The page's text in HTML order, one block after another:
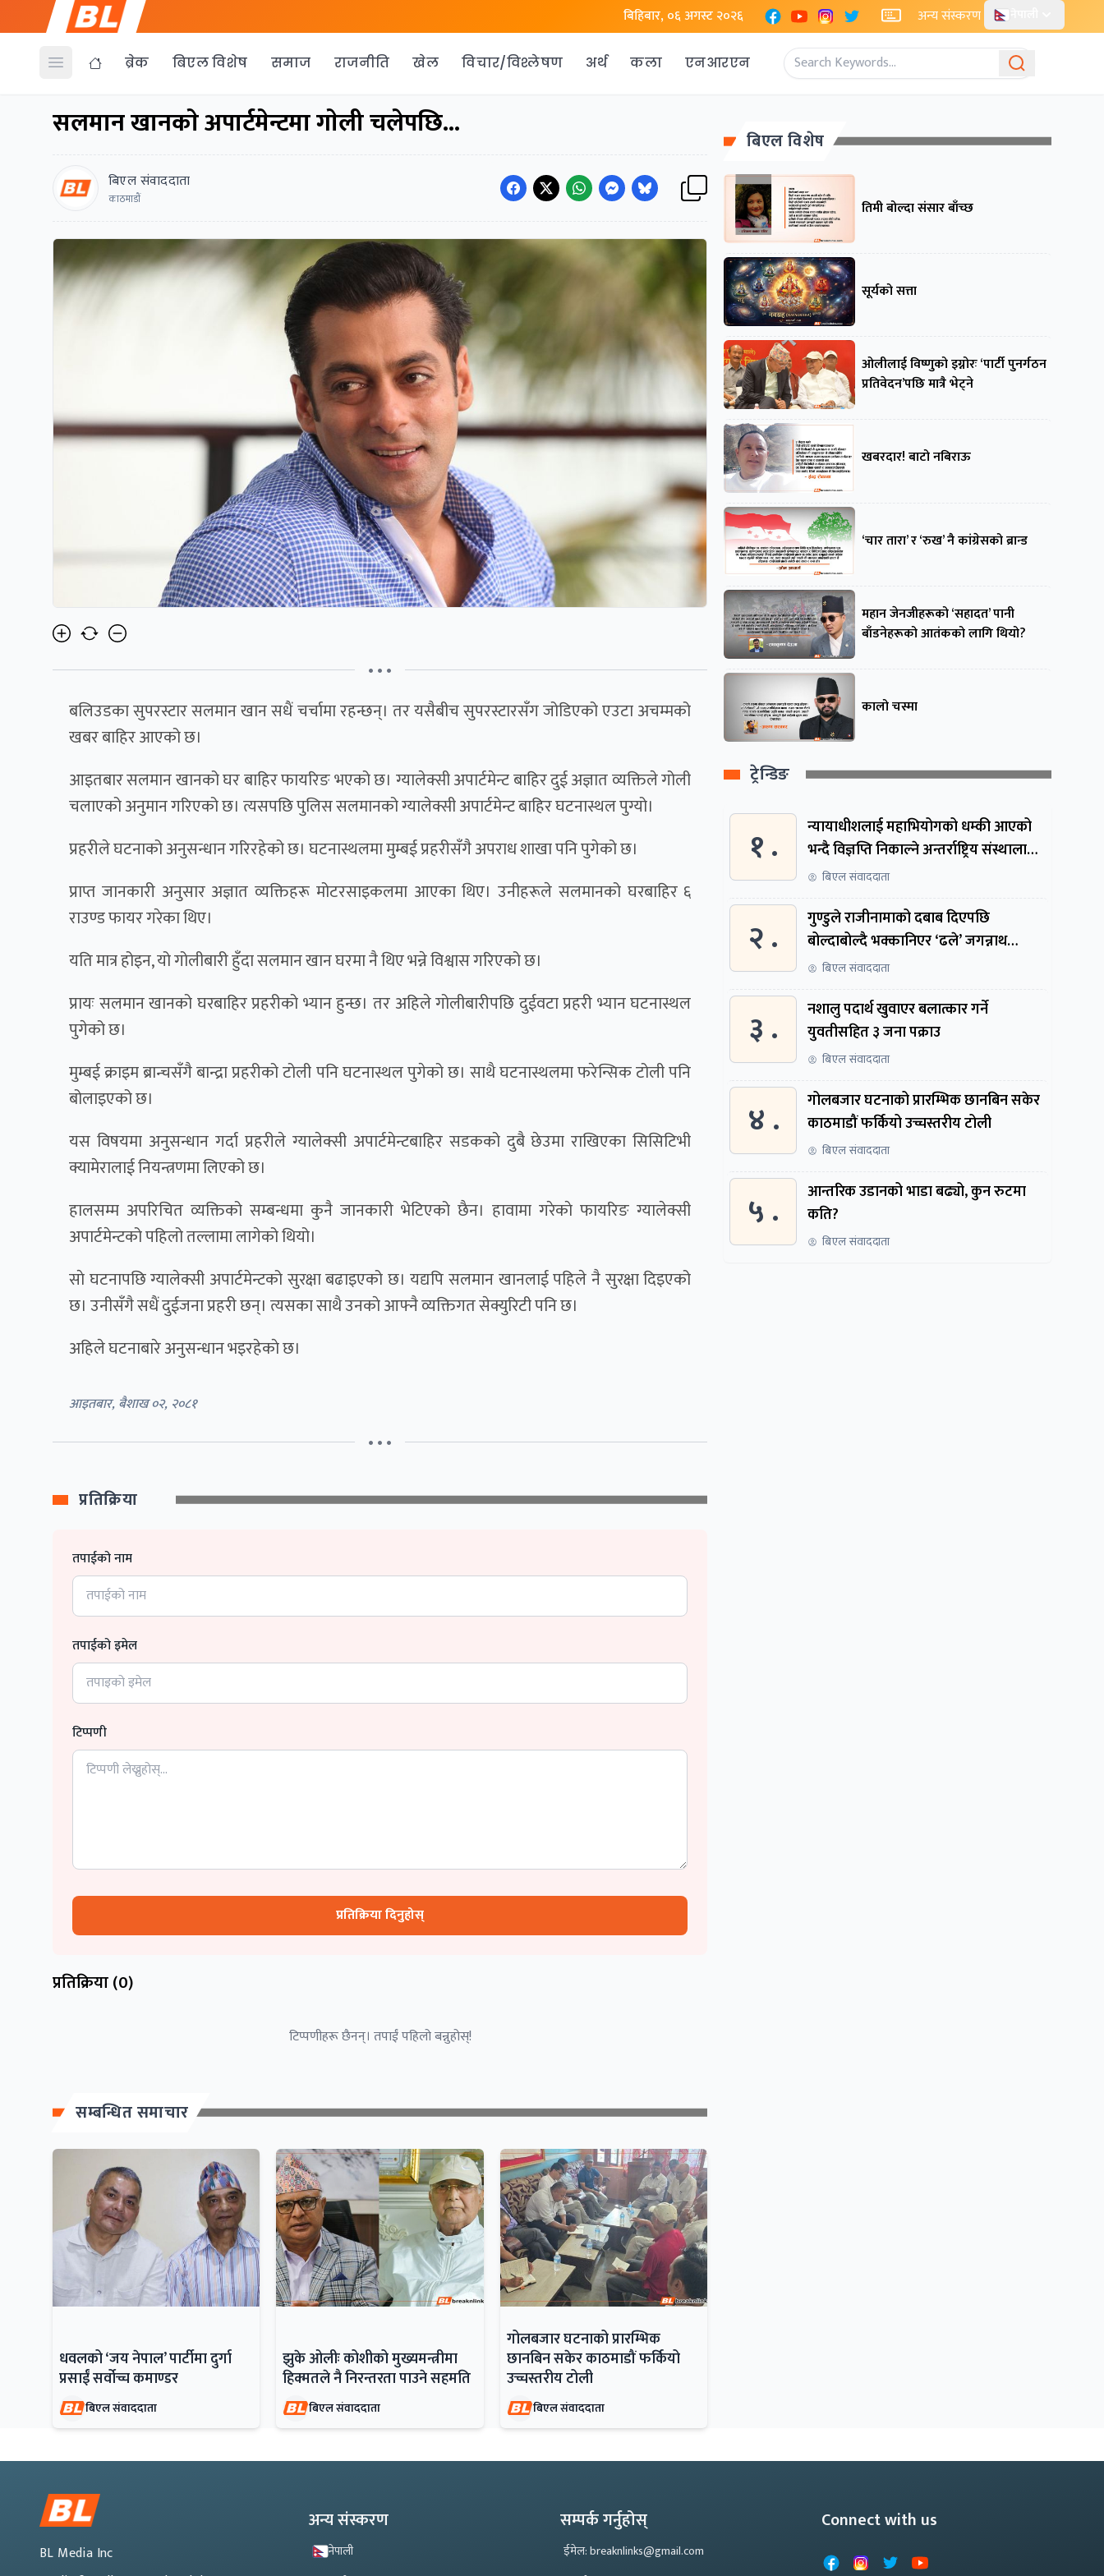
बिहिबार, ०६ अगस्ट २०२६ FacebookYouTubeInstagram
X अन्य संस्करण
Open menu ब्रेक बिएल विशेष समाज राजनीति खेल विचार/विश्लेषण अर्थ कला एनआरएन
सलमान खानकाे अपार्टमेन्टमा गाेली चलेपछि...
बिएल संवाददाता
काठमाडाैं
• • •
बलिउडका सुपरस्टार सलमान खान सधैं चर्चामा रहन्छन्। तर यसैबीच सुपरस्टारसँग जोडिएको एउटा अचम्मको
खबर बाहिर आएको छ।
आइतबार सलमान खानको घर बाहिर फायरिङ भएको छ। ग्यालेक्सी अपार्टमेन्ट बाहिर दुई अज्ञात व्यक्तिले गोली
चलाएको अनुमान गरिएको छ। त्यसपछि पुलिस सलमानको ग्यालेक्सी अपार्टमेन्ट बाहिर घटनास्थल पुग्यो।
प्रहरीले घटनाको अनुसन्धान गरिरहेको छ। घटनास्थलमा मुम्बई प्रहरीसँगै अपराध शाखा पनि पुगेको छ।
प्राप्त जानकारी अनुसार अज्ञात व्यक्तिहरू मोटरसाइकलमा आएका थिए। उनीहरूले सलमानको घरबाहिर ६
राउण्ड फायर गरेका थिए।
यति मात्र होइन, यो गोलीबारी हुँदा सलमान खान घरमा नै थिए भन्ने विश्वास गरिएको छ।
प्रायः सलमान खानको घरबाहिर प्रहरीको भ्यान हुन्छ। तर अहिले गोलीबारीपछि दुईवटा प्रहरी भ्यान घटनास्थल
पुगेको छ।
मुम्बई क्राइम ब्रान्चसँगै बान्द्रा प्रहरीको टोली पनि घटनास्थल पुगेको छ। साथै घटनास्थलमा फरेन्सिक टोली पनि
बोलाइएको छ।
यस विषयमा अनुसन्धान गर्दा प्रहरीले ग्यालेक्सी अपार्टमेन्टबाहिर सडकको दुबै छेउमा राखिएका सिसिटिभी
क्यामेरालाई नियन्त्रणमा लिएको छ।
हालसम्म अपरिचित व्यक्तिको सम्बन्धमा कुनै जानकारी भेटिएको छैन। हावामा गरेकाे फायरिङ ग्यालेक्सी
अपार्टमेन्टको पहिलो तल्लामा लागेको थियो।
साे घटनापछि ग्यालेक्सी अपार्टमेन्टको सुरक्षा बढाइएको छ। यद्यपि सलमान खानलाई पहिले नै सुरक्षा दिइएको
छ। उनीसँगै सधैं दुईजना प्रहरी छन्। त्यसका साथै उनकाे आफ्नै व्यक्तिगत सेक्युरिटी पनि छ।
अहिले घटनाबारे अनुसन्धान भइरहेकाे छ।
आइतबार, बैशाख ०२, २०८१
• • •
प्रतिक्रिया
तपाईको नाम
तपाईको इमेल
टिप्पणी
प्रतिक्रिया दिनुहोस्
प्रतिक्रिया (0)
टिप्पणीहरू छैनन्। तपाईं पहिलो बन्नुहोस्!
सम्बन्धित समाचार
धवलको ‘जय नेपाल’ पार्टीमा दुर्गा
प्रसाईं सर्वोच्च कमाण्डर
बिएल संवाददाता
झुके ओलीः कोशीको मुख्यमन्त्रीमा
हिक्मतले नै निरन्तरता पाउने सहमति
बिएल संवाददाता
गोलबजार घटनाको प्रारम्भिक
छानबिन सकेर काठमाडौं फर्कियो
उच्चस्तरीय टोली
बिएल संवाददाता
बिएल विशेष
तिमी बोल्दा संसार बाँच्छ
सूर्यको सत्ता
ओलीलाई विष्णुको इग्नोरः ‘पार्टी पुनर्गठन
प्रतिवेदन’पछि मात्रै भेट्ने
खबरदार! बाटो नबिराऊ
‘चार तारा’ र ‘रुख’ नै कांग्रेसको ब्रान्ड
महान जेनजीहरूको ‘सहादत’ पानी
बाँडनेहरूको आतंकको लागि थियो?
कालो चस्मा
ट्रेन्डिङ
१ .
न्यायाधीशलाई महाभियोगको धम्की आएको
भन्दै विज्ञप्ति निकाल्ने अन्तर्राष्ट्रिय संस्थालाई
संसदीय समितिमा बोलाइयो
बिएल संवाददाता
२ .
गुण्डुले राजीनामाको दबाब दिएपछि
बोल्दाबोल्दै भक्कानिएर ‘ढले’ जगन्नाथ
थपलिया
बिएल संवाददाता
३ .
नशालु पदार्थ खुवाएर बलात्कार गर्ने
युवतीसहित ३ जना पक्राउ
बिएल संवाददाता
४ .
गोलबजार घटनाको प्रारम्भिक छानबिन सकेर
काठमाडौं फर्कियो उच्चस्तरीय टोली
बिएल संवाददाता
५ .
आन्तरिक उडानको भाडा बढ्यो, कुन रुटमा
कति?
बिएल संवाददाता
BL Media Inc
अन्य संस्करण
नेपाली
सम्पर्क गर्नुहोस्
ईमेल: breaknlinks@gmail.com
Connect with us
FacebookInstagram
X YouTube